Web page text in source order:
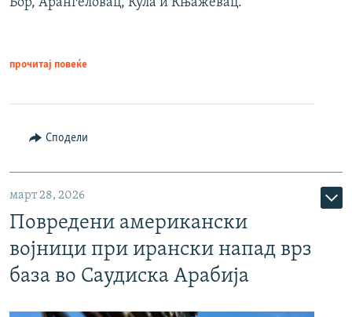
прочитај повеќе
Сподели
март 28, 2026
Повредени американски
војници при ирански напад врз
база во Саудиска Арабија